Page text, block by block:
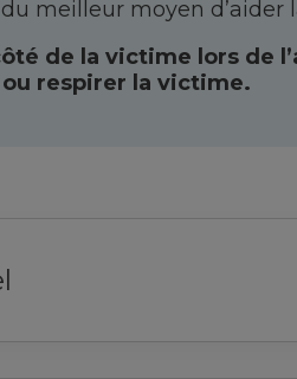
meilleur moyen d’aider
de la victime lors de
respirer la victime.